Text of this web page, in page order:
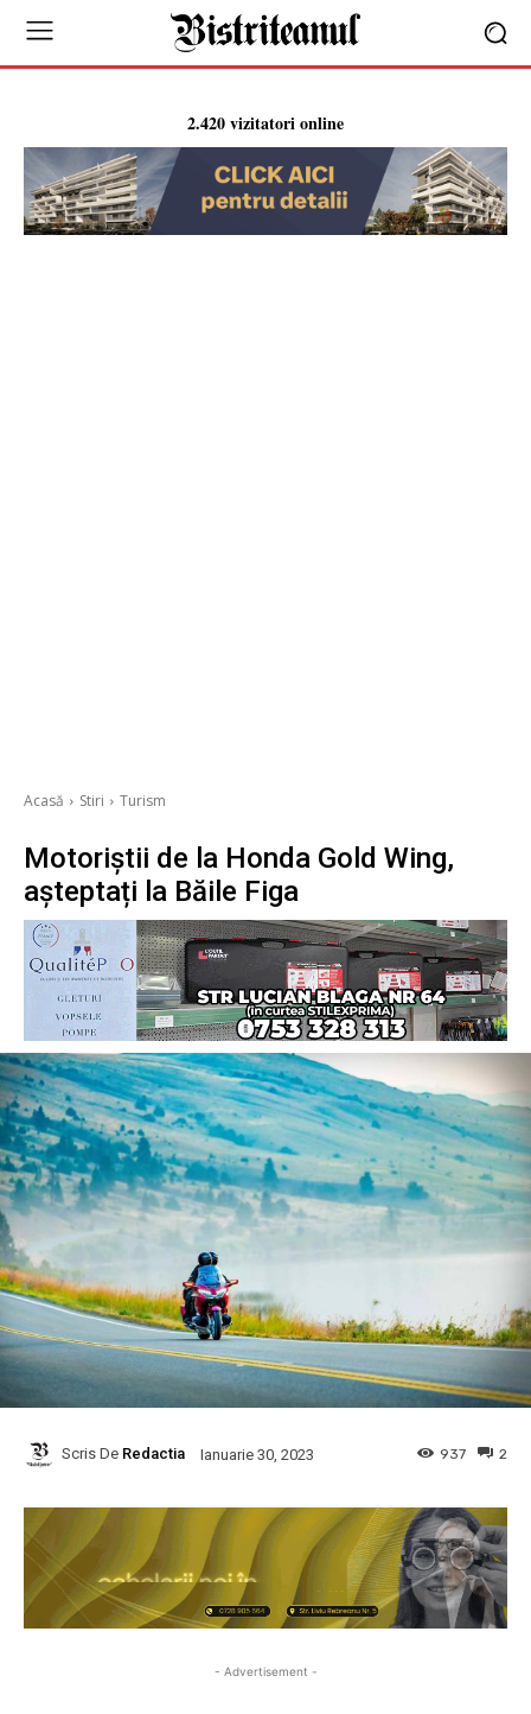
2.420 vizitatori online
Acasă Stiri Turism
Motoriștii de la Honda Gold Wing,
așteptați la Băile Figa
Scris De Redactia Ianuarie 30, 2023 2
937
- Advertisement -